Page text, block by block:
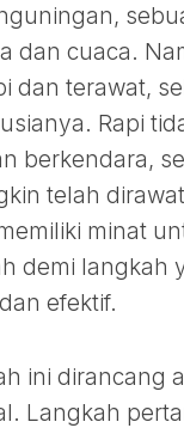
dan cuaca.
dan terawat,
Rapi
berkendara,
telah
minat
demi langkah
efektif.
ini dirancang
Langkah